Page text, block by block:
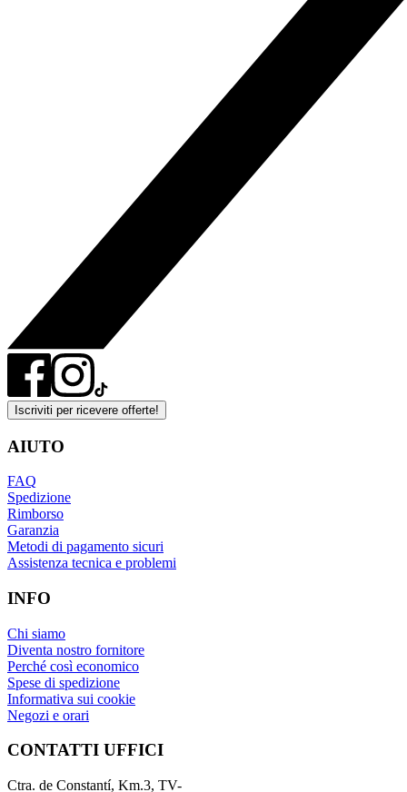
Iscriviti per ricevere offerte!
AIUTO
FAQ
Spedizione
Rimborso
Garanzia
Metodi di pagamento sicuri
Assistenza tecnica e problemi
INFO
Chi siamo
Diventa nostro fornitore
Perché così economico
Spese di spedizione
Informativa sui cookie
Negozi e orari
CONTATTI UFFICI
Ctra. de Constantí, Km.3, TV-